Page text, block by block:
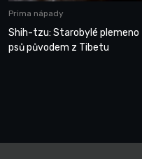
Prima nápady
Shih-tzu: Starobylé plemeno
psů původem z Tibetu